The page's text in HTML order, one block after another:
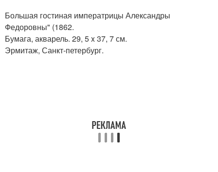
Большая гостиная императрицы Александры
Федоровны" (1862.
Бумага, акварель. 29, 5 x 37, 7 см.
Эрмитаж, Санкт-петербург.